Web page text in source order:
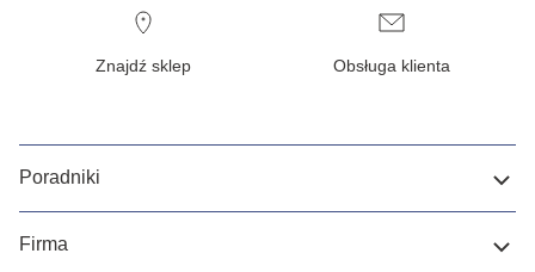
Znajdź sklep Obsługa klienta
Poradniki
Firma